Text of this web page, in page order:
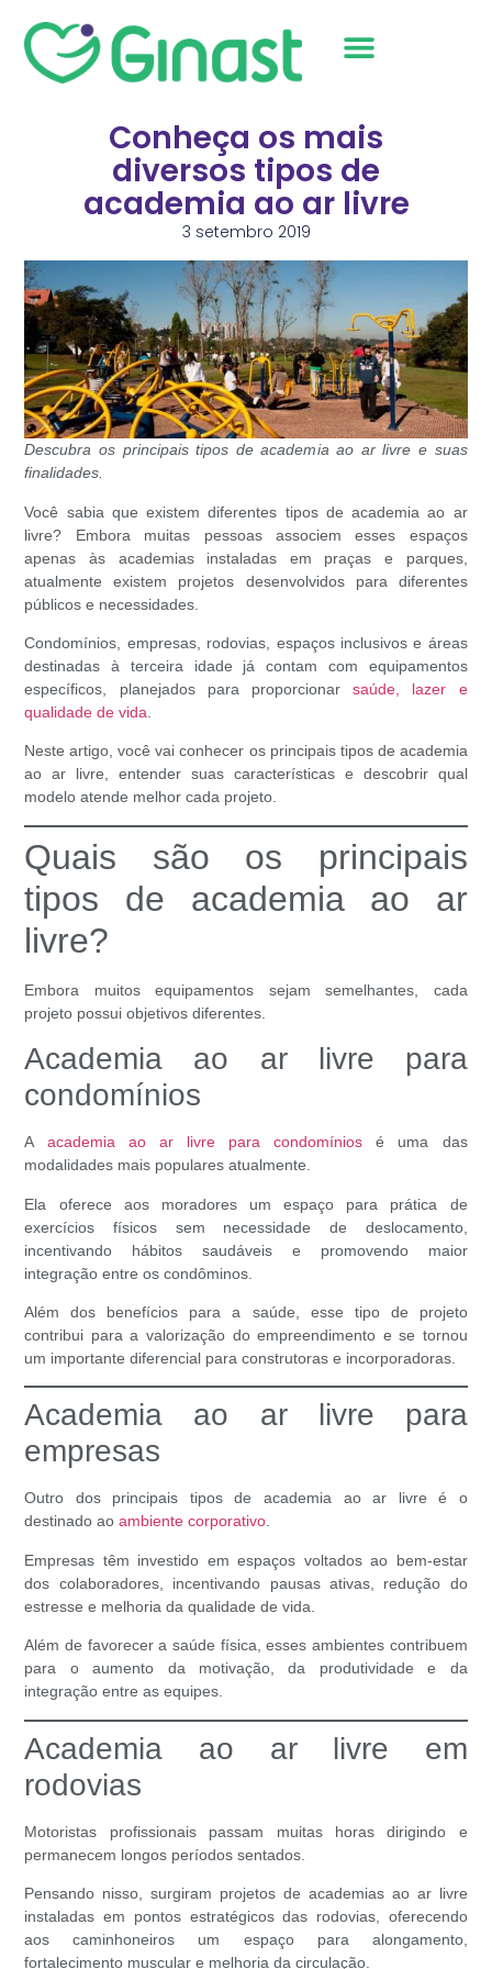
Conheça os mais
diversos tipos de
academia ao ar livre
3 setembro 2019
Descubra os principais tipos de academia ao ar livre e suas
finalidades.
Você sabia que existem diferentes tipos de academia ao ar
livre? Embora muitas pessoas associem esses espaços
apenas às academias instaladas em praças e parques,
atualmente existem projetos desenvolvidos para diferentes
públicos e necessidades.
Condomínios, empresas, rodovias, espaços inclusivos e áreas
destinadas à terceira idade já contam com equipamentos
específicos, planejados para proporcionarsaúde, lazer e
qualidade de vida
Neste artigo, você vai conhecer os principais tipos de academia
ao ar livre, entender suas características e descobrir qual
modelo atende melhor cada projeto.
Quais são os principais
tipos de academia ao ar
livre?
Embora muitos equipamentos sejam semelhantes, cada
projeto possui objetivos diferentes.
Academia ao ar livre para
condomínios
A academia ao ar livre para condomínios é uma das
modalidades mais populares atualmente.
Ela oferece aos moradores um espaço para prática de
exercícios físicos sem necessidade de deslocamento,
incentivando hábitos saudáveis e promovendo maior
integração entre os condôminos.
Além dos benefícios para a saúde, esse tipo de projeto
contribui para a valorização do empreendimento e se tornou
um importante diferencial para construtoras e incorporadoras.
Academia ao ar livre para
empresas
Outro dos principais tipos de academia ao ar livre é o
destinado aoambiente corporativo.
Empresas têm investido em espaços voltados ao bem-estar
dos colaboradores, incentivando pausas ativas, redução do
estresse e melhoria da qualidade de vida.
Além de favorecer a saúde física, esses ambientes contribuem
para o aumento da motivação, da produtividade e da
integração entre as equipes.
Academia ao ar livre em
rodovias
Motoristas profissionais passam muitas horas dirigindo e
permanecem longos períodos sentados.
Pensando nisso, surgiram projetos de academias ao ar livre
instaladas em pontos estratégicos das rodovias, oferecendo
aos caminhoneiros um espaço para alongamento,
fortalecimento muscular e melhoria da circulação.